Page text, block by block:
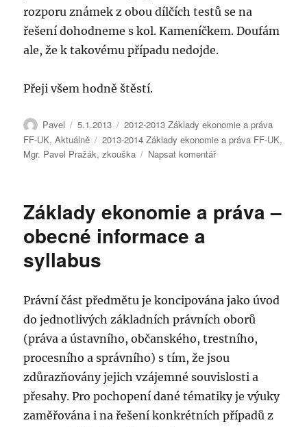
rozporu známek z obou dílčích testů se na
řešení dohodneme s kol. Kameníčkem. Doufám
ale, že k takovému případu nedojde.
Přeji všem hodně štěstí.
Autor:
Pavel Publikováno:
5.1.2013 Rubriky:
2012-2013 Základy ekonomie a práva
FF-UK,Aktuálně Štítky:
2013-2014 Základy ekonomie a práva FF-UK,
Mgr. Pavel Pražák,zkouška Napsat komentářpro
Základy
ekonomie
Základy ekonomie a práva –
obecné informace a
syllabus
Právní část předmětu je koncipována jako úvod
do jednotlivých základních právních oborů
(práva a ústavního, občanského, trestního,
procesního a správního) s tím, že jsou
zdůrazňovány jejich vzájemné souvislosti a
přesahy. Pro pochopení dané tématiky je výuky
zaměřována i na řešení konkrétních případů z